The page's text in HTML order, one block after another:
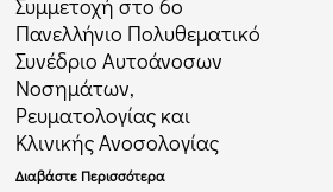
Συμμετοχή στο 6ο
Πανελλήνιο Πολυθεµατικό
Συνέδριο Αυτοάνοσων
Νοσηµάτων,
Ρευµατολογίας και
Κλινικής Ανοσολογίας
Διαβάστε Περισσότερα